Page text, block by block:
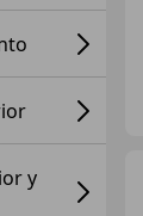
y